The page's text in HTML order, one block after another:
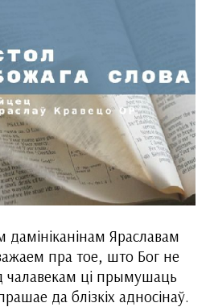
Яраславам
пра тое, што Бог не
чалавекам ці прымушаць
да блізкіх адносінаў.